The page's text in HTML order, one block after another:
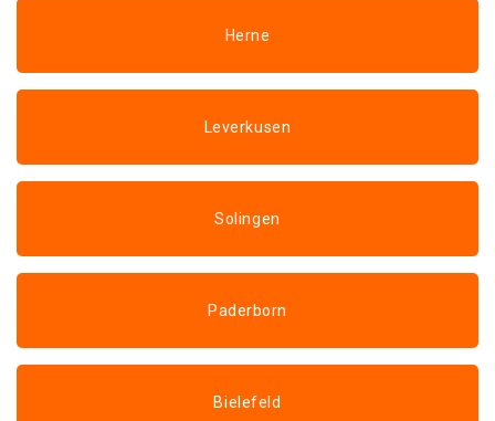
Herne
Leverkusen
Solingen
Paderborn
Bielefeld